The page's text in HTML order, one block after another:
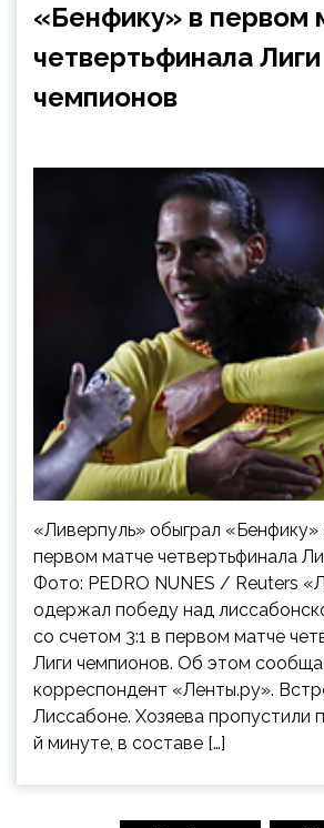
«Бенфику» в первом
четвертьфинала Лиги
чемпионов
«Ливерпуль» обыграл «Бенфику»
первом матче четвертьфинала
Фото: PEDRO NUNES / Reuters
одержал победу над
со счетом 3:1 в первом матче
Лиги чемпионов. Об этом
корреспондент «Ленты.ру».
Лиссабоне. Хозяева пропустили
й минуте, в составе […]